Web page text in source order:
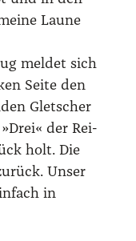
Lau­ne
mel­det sich
Sei­te den
Glet­scher
der Rei­
holt. Die
Unser
in